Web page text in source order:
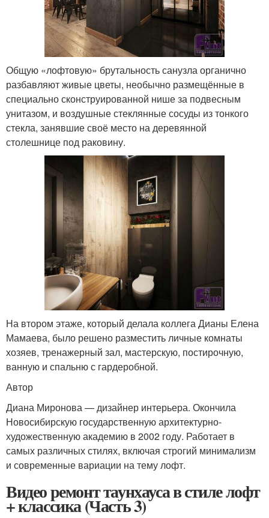
Общую «лофтовую» брутальность санузла органично
разбавляют живые цветы, необычно размещённые в
специально сконструированной нише за подвесным
унитазом, и воздушные стеклянные сосуды из тонкого
стекла, занявшие своё место на деревянной
столешнице под раковину.
На втором этаже, который делала коллега Дианы Елена
Мамаева, было решено разместить личные комнаты
хозяев, тренажерный зал, мастерскую, постирочную,
ванную и спальню с гардеробной.
Автор
Диана Миронова — дизайнер интерьера. Окончила
Новосибирскую государственную архитектурно-
художественную академию в 2002 году. Работает в
самых различных стилях, включая строгий минимализм
и современные вариации на тему лофт.
Видео ремонт таунхауса в стиле лофт
+ классика (Часть 3)